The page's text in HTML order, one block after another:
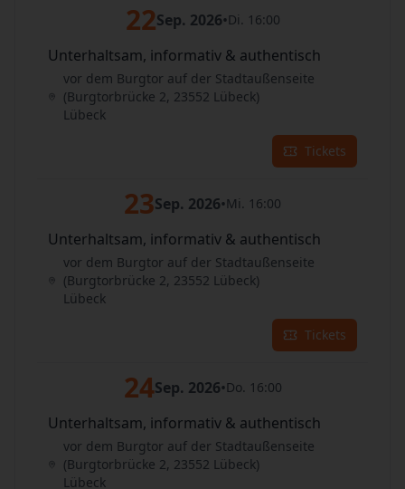
22Sep. 2026•Di. 16:00
Unterhaltsam, informativ & authentisch
vor dem Burgtor auf der Stadtaußenseite
(Burgtorbrücke 2, 23552 Lübeck)
Lübeck
Tickets
23Sep. 2026•Mi. 16:00
Unterhaltsam, informativ & authentisch
vor dem Burgtor auf der Stadtaußenseite
(Burgtorbrücke 2, 23552 Lübeck)
Lübeck
Tickets
24Sep. 2026•Do. 16:00
Unterhaltsam, informativ & authentisch
vor dem Burgtor auf der Stadtaußenseite
(Burgtorbrücke 2, 23552 Lübeck)
Lübeck